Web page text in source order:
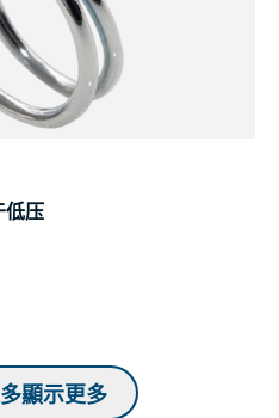
低压
顯示更多